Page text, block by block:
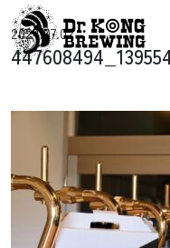
コンテンツへスキップ
メインナビゲー
2024.07.02